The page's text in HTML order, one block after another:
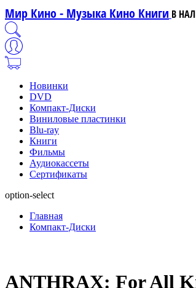
Мир Кино - Музыка Кино Книги В
Новинки
DVD
Компакт-Диски
Виниловые пластинки
Blu-ray
Книги
Фильмы
Аудиокассеты
Сертификаты
option-select
Главная
Компакт-Диски
ANTHRAX: For All